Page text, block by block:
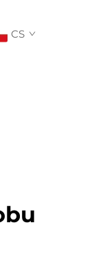
CS